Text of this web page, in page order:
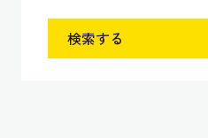
検索する